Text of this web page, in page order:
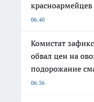
06:40
Комистат
обвал цен на
подорожание
06:36